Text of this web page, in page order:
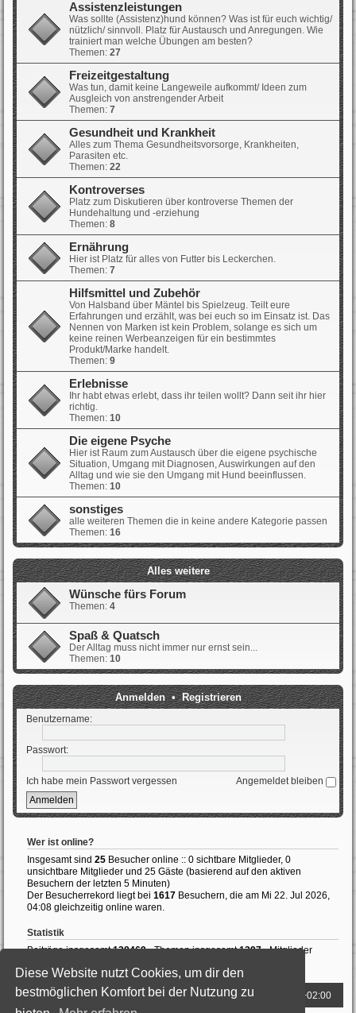
Diese Website nutzt Cookies, um dir den
bestmöglichen Komfort bei der Nutzung zu
Assistenzleistungen
Was sollte (Assistenz)hund können? Was ist für euch wichtig/
nützlich/ sinnvoll. Platz für Austausch und Anregungen. Wie
trainiert man welche Übungen am besten?
Themen: 27
Freizeitgestaltung
Was tun, damit keine Langeweile aufkommt/ Ideen zum
Ausgleich von anstrengender Arbeit
Themen: 7
Gesundheit und Krankheit
Alles zum Thema Gesundheitsvorsorge, Krankheiten,
Parasiten etc.
Themen: 22
Kontroverses
Platz zum Diskutieren über kontroverse Themen der
Hundehaltung und -erziehung
Themen: 8
Ernährung
Hier ist Platz für alles von Futter bis Leckerchen.
Themen: 7
Hilfsmittel und Zubehör
Von Halsband über Mäntel bis Spielzeug. Teilt eure
Erfahrungen und erzählt, was bei euch so im Einsatz ist. Das
Nennen von Marken ist kein Problem, solange es sich um
keine reinen Werbeanzeigen für ein bestimmtes
Produkt/Marke handelt.
Themen: 9
Erlebnisse
Ihr habt etwas erlebt, dass ihr teilen wollt? Dann seit ihr hier
richtig.
Themen: 10
Die eigene Psyche
Hier ist Raum zum Austausch über die eigene psychische
Situation, Umgang mit Diagnosen, Auswirkungen auf den
Alltag und wie sie den Umgang mit Hund beeinflussen.
Themen: 10
sonstiges
alle weiteren Themen die in keine andere Kategorie passen
Themen: 16
Alles weitere
Wünsche fürs Forum
Themen: 4
Spaß & Quatsch
Der Alltag muss nicht immer nur ernst sein...
Themen: 10
Anmelden•Registrieren
Benutzername:
Passwort:
Ich habe mein Passwort vergessen Angemeldet bleiben
Wer ist online?
Insgesamt sind 25 Besucher online :: 0 sichtbare Mitglieder, 0
unsichtbare Mitglieder und 25 Gäste (basierend auf den aktiven
Besuchern der letzten 5 Minuten)
Der Besucherrekord liegt bei 1617 Besuchern, die am Mi 22. Jul 2026,
04:08 gleichzeitig online waren.
Statistik
Beiträge insgesamt138469• Themen insgesamt1397• Mitglieder
Foren-Übersicht Alle Zeiten sind UTC+02:00